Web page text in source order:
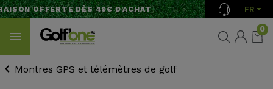
OFFERTE DÈS 49€ D'ACHAT FR
0
Montres GPS et télémètres de golf